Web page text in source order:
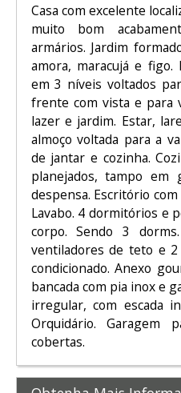
Casa com excelente
muito bom
armários. Jardim
amora, maracujá e
em 3 níveis voltados
frente com vista e para
lazer e jardim. Estar,
almoço voltada para a
de jantar e cozinha.
planejados, tampo
despensa. Escritório
Lavabo. 4 dormitórios e
corpo. Sendo 3
ventiladores de teto e
condicionado. Anexo
bancada com pia inox e
irregular, com escada
Orquidário. Garagem
cobertas.